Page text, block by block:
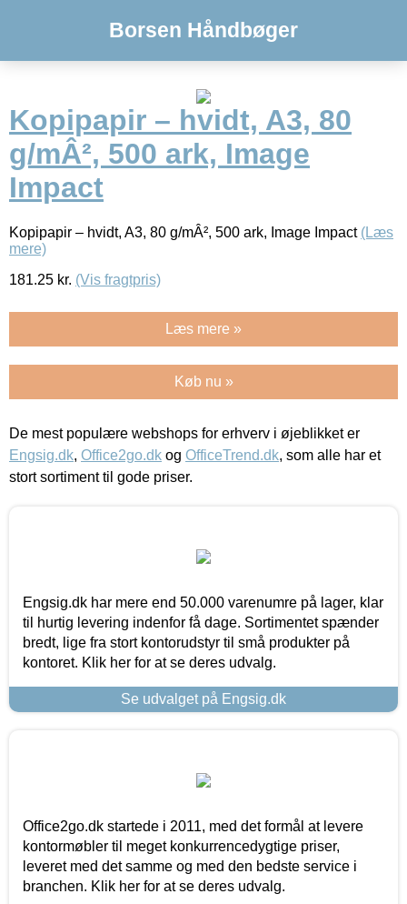
Borsen Håndbøger
Kopipapir – hvidt, A3, 80
g/mÂ², 500 ark, Image
Impact
Kopipapir – hvidt, A3, 80 g/mÂ², 500 ark, Image Impact (Læs
mere)
181.25 kr. (Vis fragtpris)
Læs mere »
Køb nu »
De mest populære webshops for erhverv i øjeblikket er
Engsig.dk, Office2go.dk og OfficeTrend.dk, som alle har et
stort sortiment til gode priser.
Engsig.dk har mere end 50.000 varenumre på lager, klar
til hurtig levering indenfor få dage. Sortimentet spænder
bredt, lige fra stort kontorudstyr til små produkter på
kontoret. Klik her for at se deres udvalg.
Se udvalget på Engsig.dk
Office2go.dk startede i 2011, med det formål at levere
kontormøbler til meget konkurrencedygtige priser,
leveret med det samme og med den bedste service i
branchen. Klik her for at se deres udvalg.